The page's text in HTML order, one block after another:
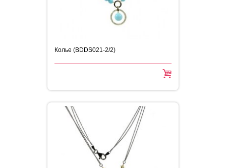
Колье (BDDS021-2/2)